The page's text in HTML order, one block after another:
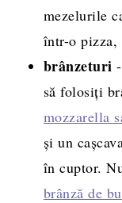
mezelurile
într-o pizza,
brânzeturi
să folosiți
mozzarella
și un
în cuptor.
brânză de